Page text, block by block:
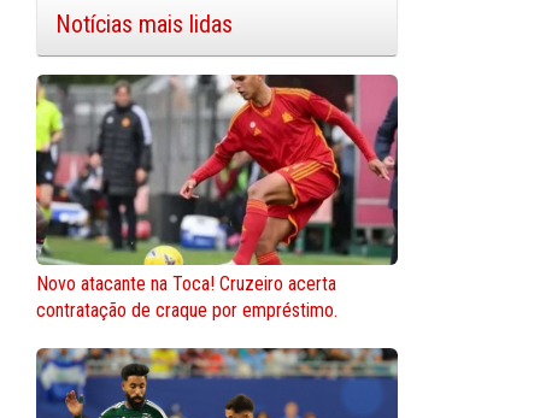
Notícias mais lidas
Novo atacante na Toca! Cruzeiro acerta
contratação de craque por empréstimo.